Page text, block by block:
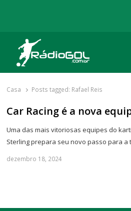
Rádio Gol
Há mais de 20 anos com as melhores
Casa Posts tagged: Rafael Reis
Car Racing é a nova
Uma das mais vitoriosas equipes do
Sterling prepara seu novo passo para a
dezembro 18, 2024